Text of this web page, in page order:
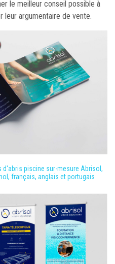
le meilleur conseil possible à
argumentaire de vente.
d'abris piscine sur-mesure Abrisol,
français, anglais et portugais